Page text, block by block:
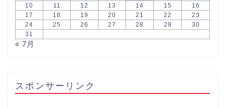
10
11 12 13 14 15
16
17
18 19 20 21 22
23
24
25 26 27 28 29
30
31
« 7月
スポンサーリンク